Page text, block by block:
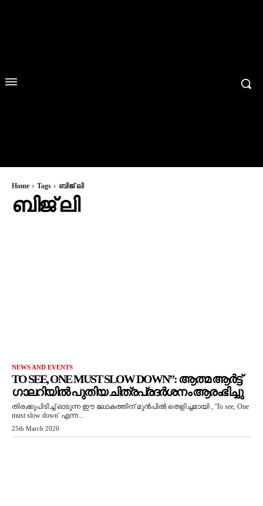
Home Tags ബിജ് ലി
ബിജ് ലി
NEWS AND EVENTS
TO SEE, ONE MUST SLOW DOWN”: ആത്മ ആർട്ട്
ഗാലറിയിൽ പുതിയ ചിത്രപ്രദർശനം ആരംഭിച്ചു
തിരക്കുപിടിച്ച് ഓടുന്ന ഈ ലോകത്തിന് മുൻപിൽ തെളിച്ചമായി , 'To see, One
must slow down' എന്ന...
25th March 2026